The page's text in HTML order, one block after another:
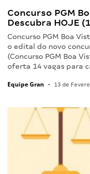
Concurso PGM
Descubra HOJE
Concurso PGM Boa
o edital do novo
(Concurso PGM Boa
oferta 14 vagas para
Equipe Gran • 13 de